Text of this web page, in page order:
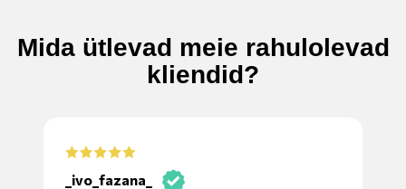
Mida ütlevad meie rahulolevad
kliendid?
_ivo_fazana_